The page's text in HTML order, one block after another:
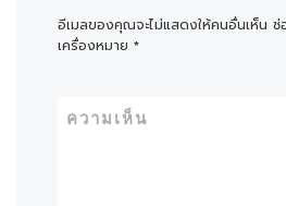
อีเมลของคุณจะไม่แสดงให้คนอื่นเห็น ช่
เครื่องหมาย *
ความเห็น